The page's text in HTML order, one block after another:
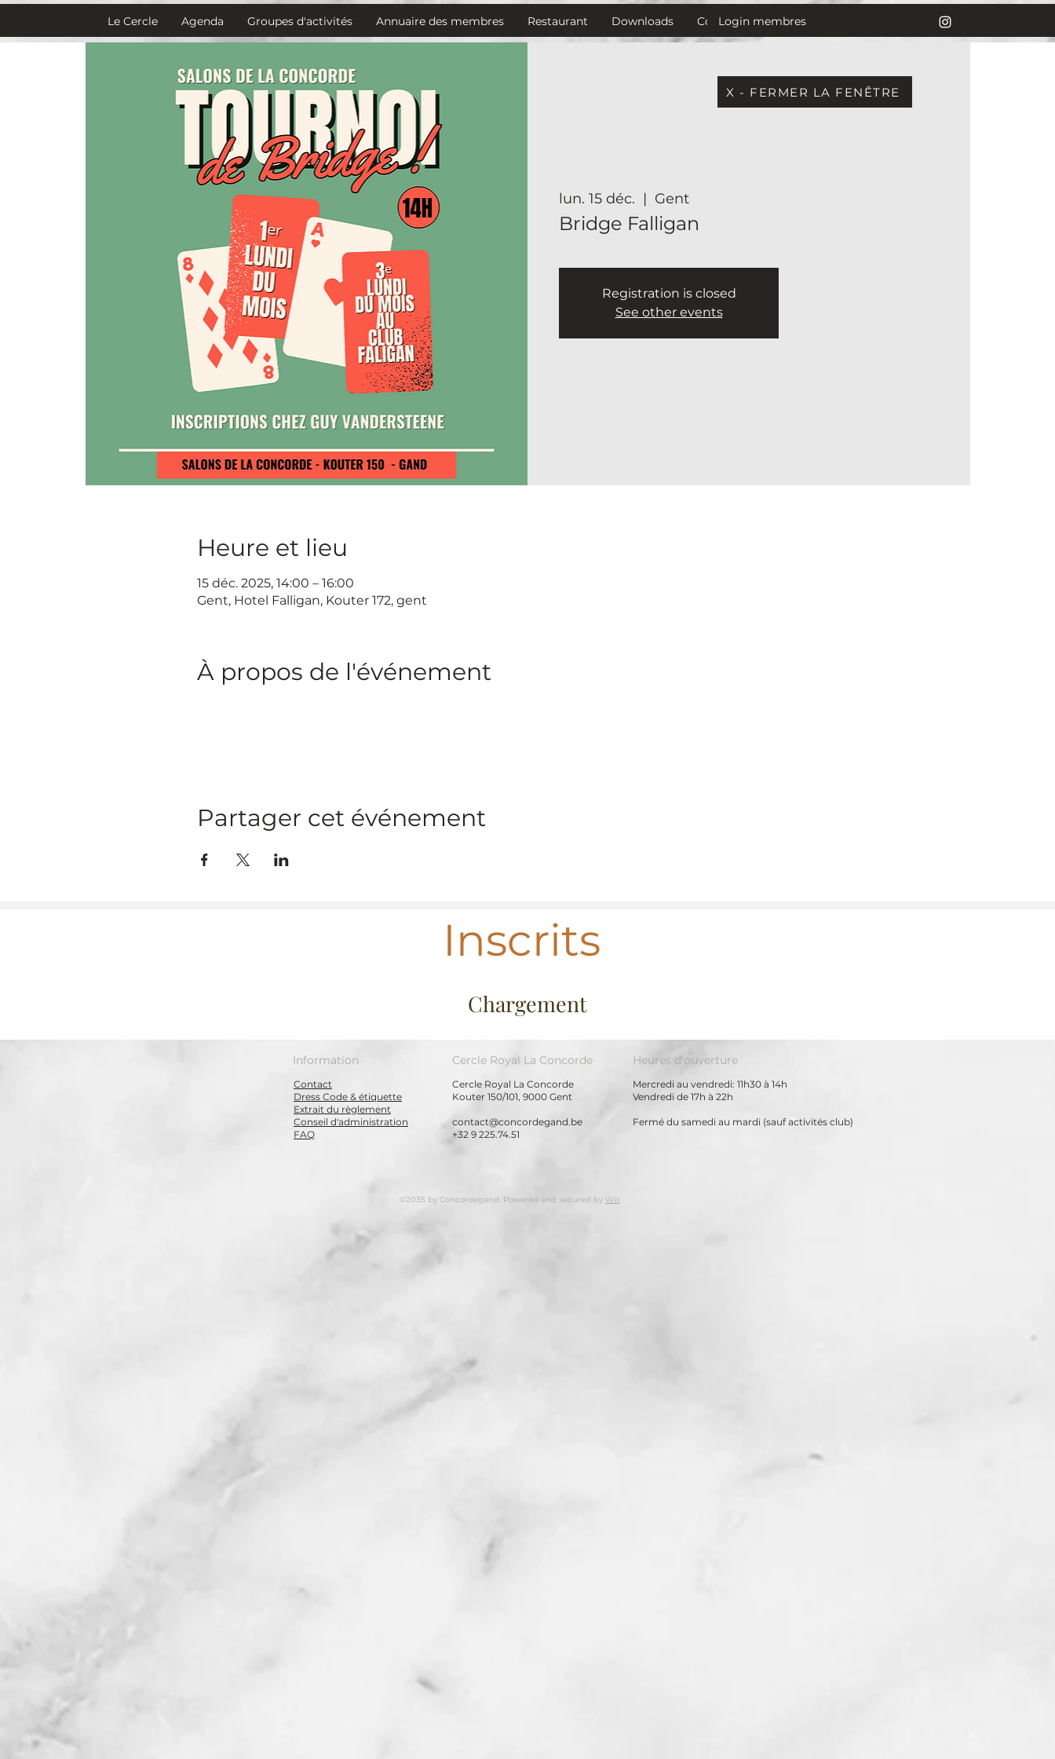
Le Cercle Agenda Groupes d'activités Annuaire des membres Restaurant Downloads ContactLogin membres
lun. 15 déc.
  |
Gent
Bridge Falligan
Registration is closed
See other events
Heure et lieu
15 déc. 2025, 14:00 – 16:00
Gent, Hotel Falligan, Kouter 172, gent
À propos de l'événement
Partager cet événement
X - FERMER LA FENÊTRE
Inscrits
Chargement
Information Heures d'ouverture
Cercle Royal La Concorde
Contact
Dress Code & étiquette
Extrait du règlement
Conseil d'administration
FAQ
Mercredi au vendredi: 11h30 à 14h
Vendredi de 17h à 22h
Fermé du samedi au mardi (sauf activités club)
Cercle Royal La Concorde
Kouter 150/101, 9000 Gent
contact@concordegand.be
+32 9 225.74.51
©2035 by Concordegand. Powered and secured by Wix